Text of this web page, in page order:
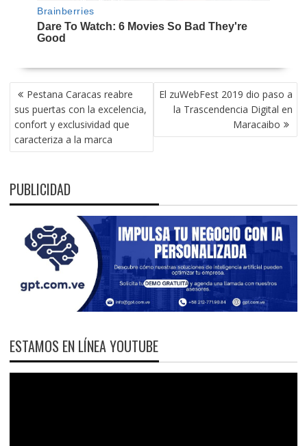
NAVEGACIÓN
DE
ENTRADAS
Pestana Caracas reabre
sus puertas con la excelencia,
confort y exclusividad que
caracteriza a la marca
El zuWebFest 2019 dio paso a
la Trascendencia Digital en
Maracaibo
PUBLICIDAD
ESTAMOS EN LÍNEA YOUTUBE